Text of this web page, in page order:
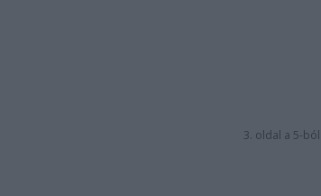
3. oldal a 5-ból